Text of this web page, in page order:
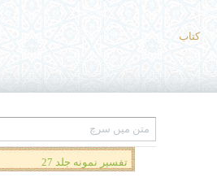
کتاب
تفسیر نمونه جلد 27